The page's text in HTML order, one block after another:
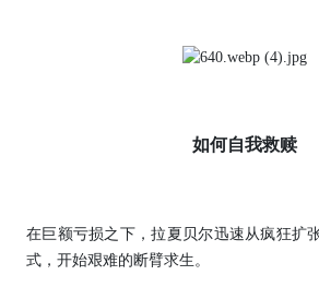
如何自我救赎
在巨额亏损之下，拉夏贝尔迅速从疯狂扩
式，开始艰难的断臂求生。